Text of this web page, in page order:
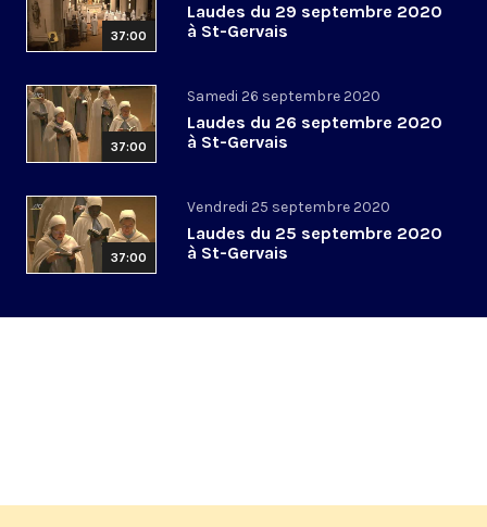
37:00
Laudes du 29 septembre 2020
à St-Gervais
37:00
Samedi 26 septembre 2020
Laudes du 26 septembre 2020
à St-Gervais
37:00
Vendredi 25 septembre 2020
Laudes du 25 septembre 2020
à St-Gervais